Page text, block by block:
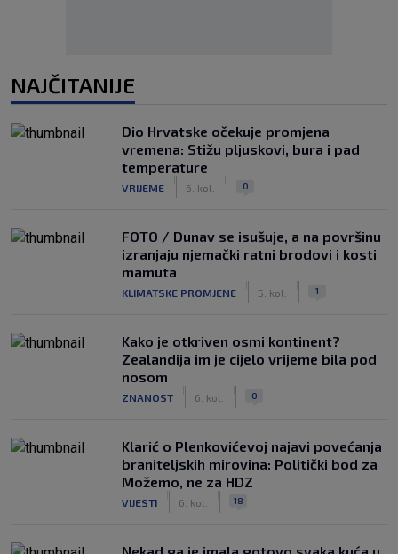
NAJČITANIJE
Dio Hrvatske očekuje promjena
vremena: Stižu pljuskovi, bura i pad
temperature
VRIJEME 6. kol. 0
FOTO / Dunav se isušuje, a na površinu
izranjaju njemački ratni brodovi i kosti
mamuta
KLIMATSKE PROMJENE 5. kol. 1
Kako je otkriven osmi kontinent?
Zealandija im je cijelo vrijeme bila pod
nosom
ZNANOST 6. kol. 0
Klarić o Plenkovićevoj najavi povećanja
braniteljskih mirovina: Politički bod za
Možemo, ne za HDZ
VIJESTI 6. kol. 18